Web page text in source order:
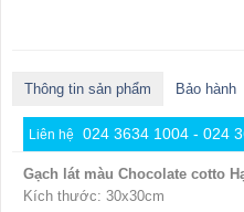
Thông tin sản phẩm Bảo hành
Liên hệ 024 3634 1004 - 024
Gạch lát màu Chocolate cotto
Kích thước: 30x30cm